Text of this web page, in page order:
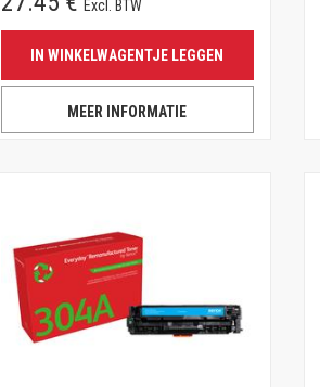
Excl. BTW
IN WINKELWAGENTJE LEGGEN
MEER INFORMATIE